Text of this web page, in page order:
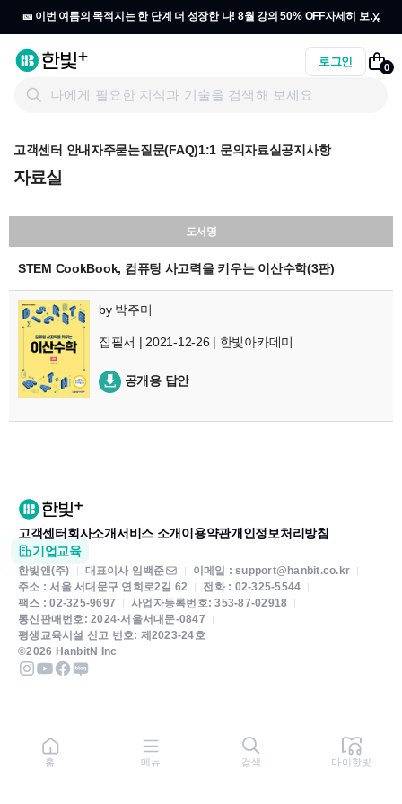
🎫 이번 여름의 목적지는 한 단계 더 성장한 나! 8월 강의 50% OFF자세히 보기
x
로그인 0
고객센터 안내자주묻는질문(FAQ)1:1 문의자료실공지사항
홈 메뉴 검색 마이한빛
자료실
도서명
STEM CookBook, 컴퓨팅 사고력을 키우는 이산수학(3판)
by 박주미
집필서 | 2021-12-26 | 한빛아카데미
공개용 답안
고객센터 회사소개서비스 소개 이용약관개인정보처리방침
기업교육
한빛앤(주) 대표이사 임백준
이메일 : support@hanbit.co.kr
주소 : 서울 서대문구 연희로2길 62
전화 : 02-325-5544
팩스 : 02-325-9697
사업자등록번호: 353-87-02918
통신판매번호: 2024-서울서대문-0847
평생교육시설 신고 번호: 제2023-24호
©2026 HanbitN Inc